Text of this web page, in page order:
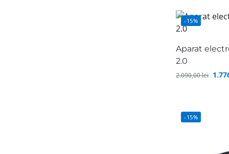
-15%
Aparat
2.0
2.090,00lei
-15%